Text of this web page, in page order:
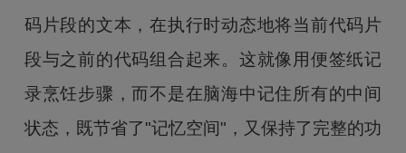
码片段的文本，在执行时动态地将当前代码片
段与之前的代码组合起来。这就像用便签纸记
录烹饪步骤，而不是在脑海中记住所有的中间
状态，既节省了"记忆空间"，又保持了完整的功